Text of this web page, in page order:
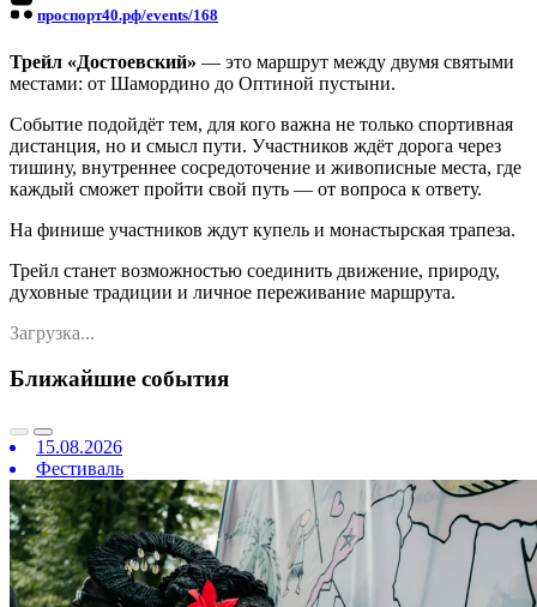
проспорт40.рф/events/168
Трейл «Достоевский» — это маршрут между двумя святыми
местами: от Шамордино до Оптиной пустыни.
Событие подойдёт тем, для кого важна не только спортивная
дистанция, но и смысл пути. Участников ждёт дорога через
тишину, внутреннее сосредоточение и живописные места, где
каждый сможет пройти свой путь — от вопроса к ответу.
На финише участников ждут купель и монастырская трапеза.
Трейл станет возможностью соединить движение, природу,
духовные традиции и личное переживание маршрута.
Загрузка...
Ближайшие события
15.08.2026
Фестиваль